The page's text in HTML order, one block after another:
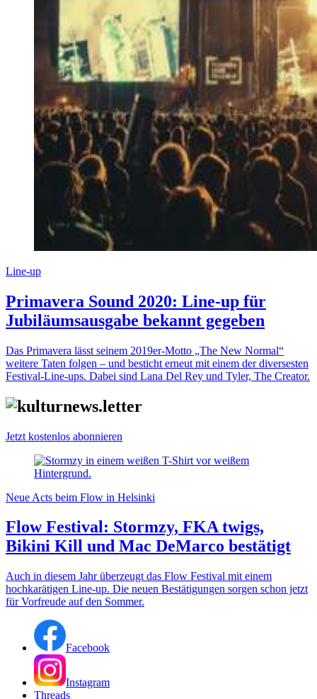
Line-up
Primavera Sound 2020: Line-up für
Jubiläumsausgabe bekannt gegeben
Das Primavera lässt seinem 2019er-Motto „The New Normal“
weitere Taten folgen – und besticht erneut mit einem der diversesten
Festival-Line-ups. Dabei sind Lana Del Rey und Tyler, The Creator.
Jetzt kostenlos abonnieren
Neue Acts beim Flow in Helsinki
Flow Festival: Stormzy, FKA twigs,
Bikini Kill und Mac DeMarco bestätigt
Auch in diesem Jahr überzeugt das Flow Festival mit einem
hochkarätigen Line-up. Die neuen Bestätigungen sorgen schon jetzt
für Vorfreude auf den Sommer.
Facebook
Instagram
Threads